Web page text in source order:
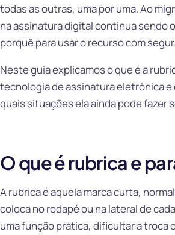
todas as outras, uma por uma. Ao
na assinatura digital continua sendo
porquê para usar o recurso com
Neste guia explicamos o que é a
tecnologia de assinatura eletrônica e
quais situações ela ainda pode fazer
O que é rubrica e
A rubrica é aquela marca curta,
coloca no rodapé ou na lateral de
uma função prática, dificultar a troca